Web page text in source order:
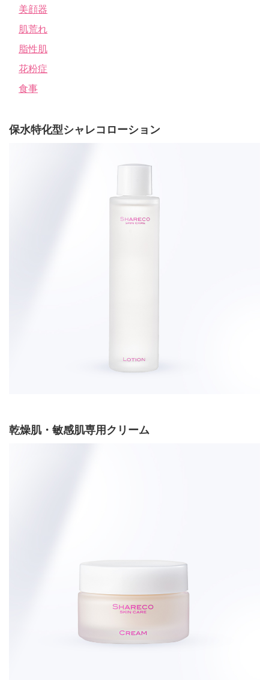
美顔器
肌荒れ
脂性肌
花粉症
食事
保水特化型シャレコローション
乾燥肌・敏感肌専用クリーム